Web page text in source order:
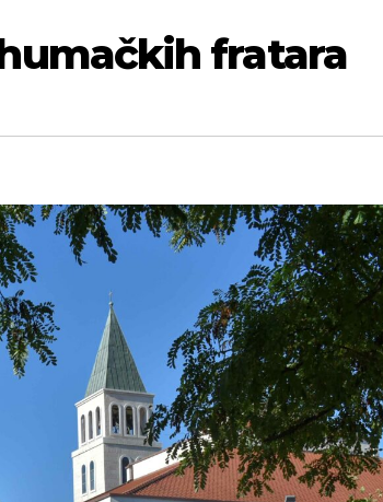
fratara